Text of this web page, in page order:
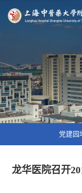
党建园
龙华医院召开